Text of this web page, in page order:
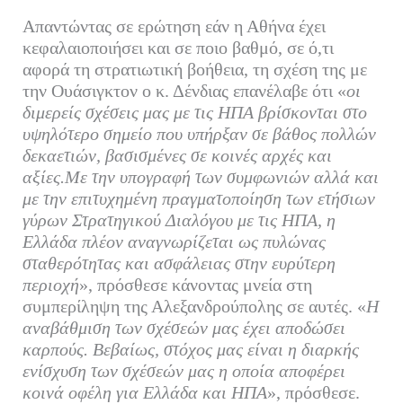
Απαντώντας σε ερώτηση εάν η Αθήνα έχει
κεφαλαιοποιήσει και σε ποιο βαθμό, σε ό,τι
αφορά τη στρατιωτική βοήθεια, τη σχέση της με
την Ουάσιγκτον ο κ. Δένδιας επανέλαβε ότι «οι
διμερείς σχέσεις μας με τις ΗΠΑ βρίσκονται στο
υψηλότερο σημείο που υπήρξαν σε βάθος πολλών
δεκαετιών, βασισμένες σε κοινές αρχές και
αξίες.Με την υπογραφή των συμφωνιών αλλά και
με την επιτυχημένη πραγματοποίηση των ετήσιων
γύρων Στρατηγικού Διαλόγου με τις ΗΠΑ, η
Ελλάδα πλέον αναγνωρίζεται ως πυλώνας
σταθερότητας και ασφάλειας στην ευρύτερη
περιοχή», πρόσθεσε κάνοντας μνεία στη
συμπερίληψη της Αλεξανδρούπολης σε αυτές. «Η
αναβάθμιση των σχέσεών μας έχει αποδώσει
καρπούς. Βεβαίως, στόχος μας είναι η διαρκής
ενίσχυση των σχέσεών μας η οποία αποφέρει
κοινά οφέλη για Ελλάδα και ΗΠΑ», πρόσθεσε.